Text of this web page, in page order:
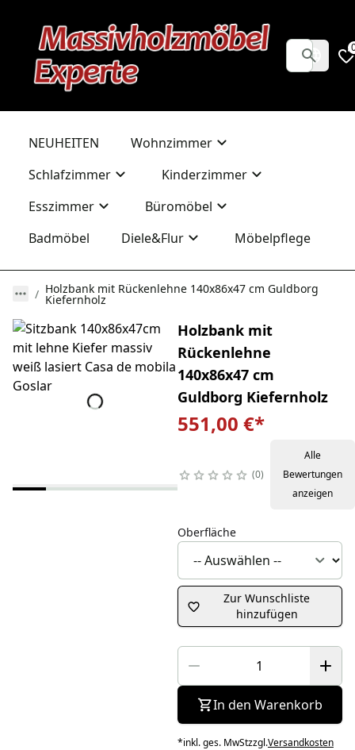
NEUHEITEN
Wohnzimmer
Schlafzimmer
Kinderzimmer
Esszimmer
Büromöbel
Badmöbel
Diele&Flur Möbelpflege
Holzbank mit Rückenlehne 140x86x47 cm Guldborg
Kiefernholz
Holzbank mit
Rückenlehne
140x86x47 cm
Guldborg Kiefernholz
551,00 €*
0
Alle
Bewertungen
anzeigen
Oberfläche
Zur Wunschliste
hinzufügen
In den Warenkorb
*inkl. ges. MwStzzgl.Versandkosten